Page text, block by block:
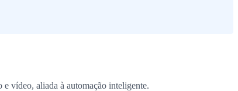
e vídeo, aliada à automação inteligente.